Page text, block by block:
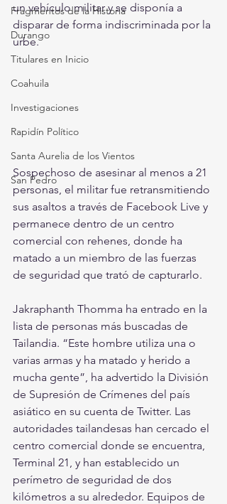
Fragmentos de la Historia
Durango
Titulares en Inicio
Coahuila
Investigaciones
Rapidín Político
Santa Aurelia de los Vientos
San Pedro
un vehículo militar y se disponía a
disparar de forma indiscriminada por la
urbe.
Sospechoso de asesinar al menos a 21
personas, el militar fue retransmitiendo
sus asaltos a través de Facebook Live y
permanece dentro de un centro
comercial con rehenes, donde ha
matado a un miembro de las fuerzas
de seguridad que trató de capturarlo.
Jakraphanth Thomma ha entrado en la
lista de personas más buscadas de
Tailandia. “Este hombre utiliza una o
varias armas y ha matado y herido a
mucha gente”, ha advertido la División
de Supresión de Crímenes del país
asiático en su cuenta de Twitter. Las
autoridades tailandesas han cercado el
centro comercial donde se encuentra,
Terminal 21, y han establecido un
perímetro de seguridad de dos
kilómetros a su alrededor. Equipos de